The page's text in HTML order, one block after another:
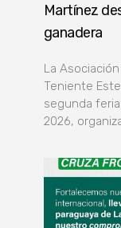
Martínez
ganadera
La
Teniente
segunda
2026,